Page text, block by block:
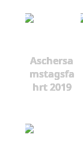
Aschersa
mstagsfa
hrt 2019